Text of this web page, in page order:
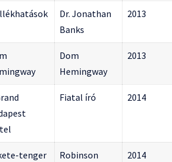
Dr. Jonathan
Banks
2013
Dom
Hemingway
2013
Fiatal író 2014
tenger
Robinson
2014